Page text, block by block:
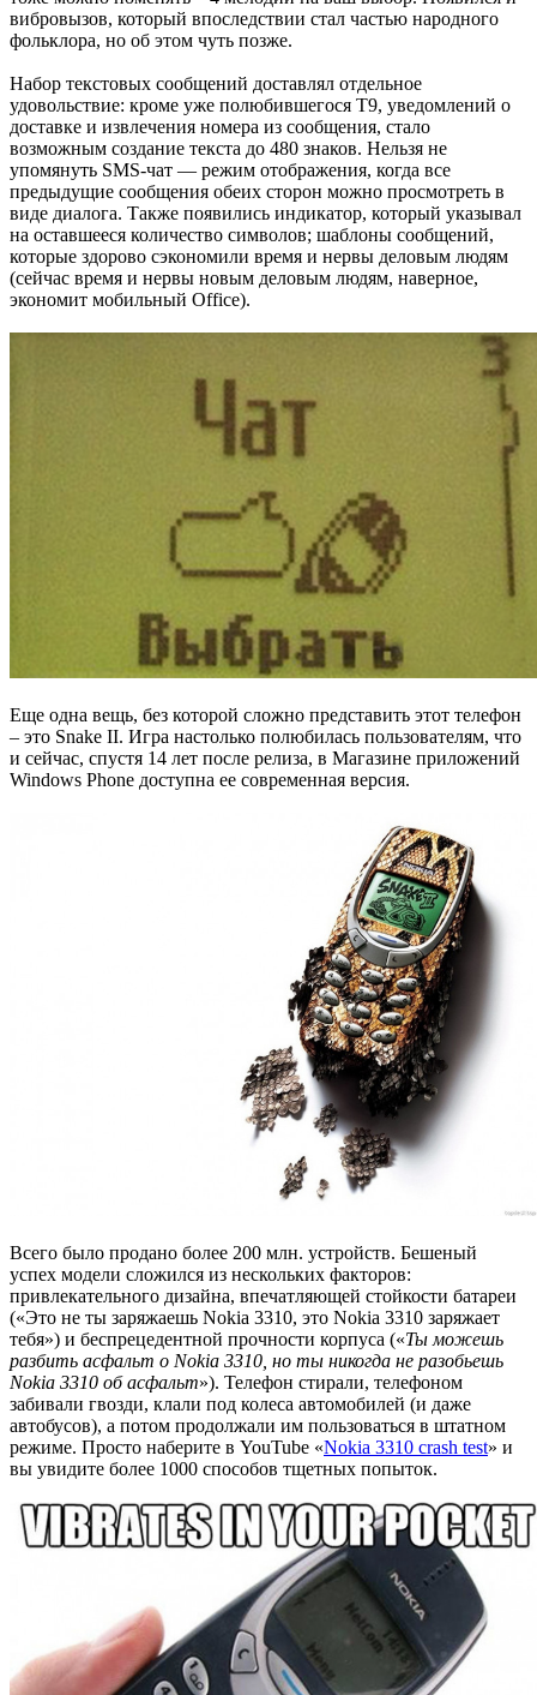
вибровызов, который впоследствии стал частью народного
фольклора, но об этом чуть позже.
Набор текстовых сообщений доставлял отдельное
удовольствие: кроме уже полюбившегося Т9, уведомлений о
доставке и извлечения номера из сообщения, стало
возможным создание текста до 480 знаков. Нельзя не
упомянуть SMS-чат — режим отображения, когда все
предыдущие сообщения обеих сторон можно просмотреть в
виде диалога. Также появились индикатор, который указывал
на оставшееся количество символов; шаблоны сообщений,
которые здорово сэкономили время и нервы деловым людям
(сейчас время и нервы новым деловым людям, наверное,
экономит мобильный Office).
Еще одна вещь, без которой сложно представить этот телефон
– это Snake II. Игра настолько полюбилась пользователям, что
и сейчас, спустя 14 лет после релиза, в Магазине приложений
Windows Phone доступна ее современная версия.
Всего было продано более 200 млн. устройств. Бешеный
успех модели сложился из нескольких факторов:
привлекательного дизайна, впечатляющей стойкости батареи
(«Это не ты заряжаешь Nokia 3310, это Nokia 3310 заряжает
тебя») и беспрецедентной прочности корпуса («Ты можешь
разбить асфальт о Nokia 3310, но ты никогда не разобьешь
Nokia 3310 об асфальт»). Телефон стирали, телефоном
забивали гвозди, клали под колеса автомобилей (и даже
автобусов), а потом продолжали им пользоваться в штатном
режиме. Просто наберите в YouTube «Nokia 3310 crash test» и
вы увидите более 1000 способов тщетных попыток.